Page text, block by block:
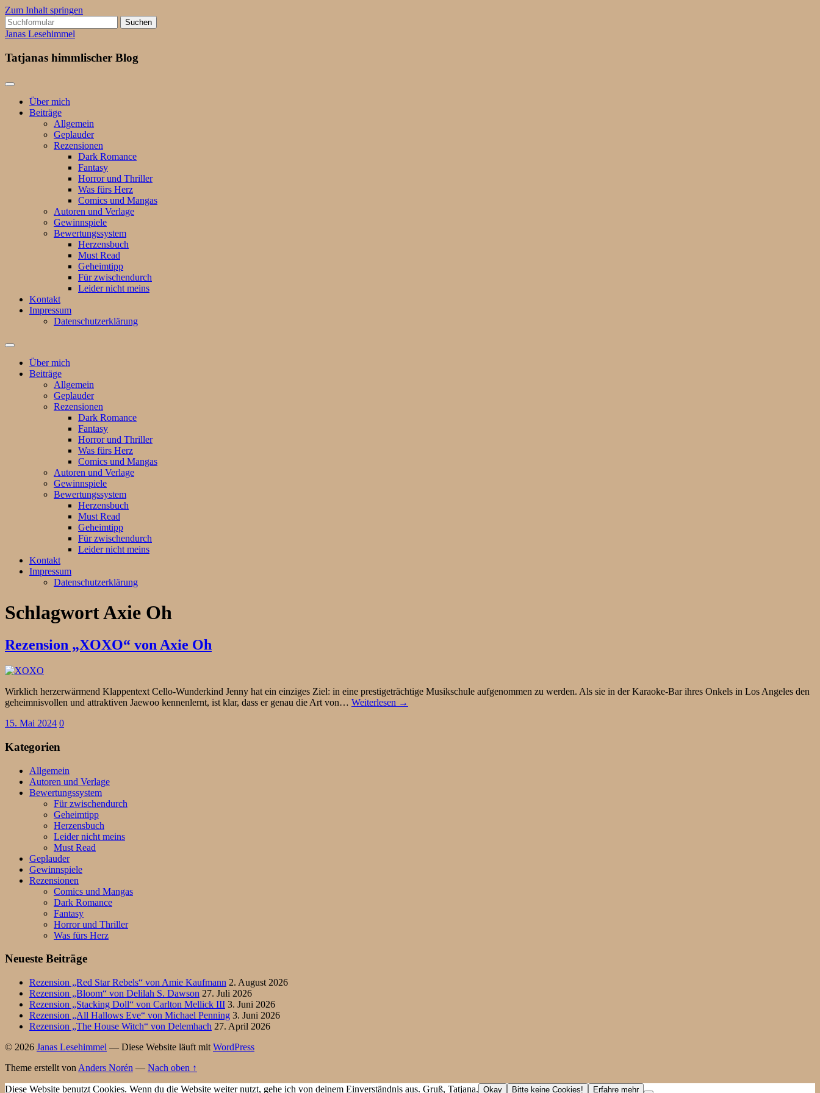
Zum Inhalt springen
Suchen
nach:
Janas Lesehimmel
Tatjanas himmlischer Blog
Über mich
Beiträge
Allgemein
Geplauder
Rezensionen
Dark Romance
Fantasy
Horror und Thriller
Was fürs Herz
Comics und Mangas
Autoren und Verlage
Gewinnspiele
Bewertungssystem
Herzensbuch
Must Read
Geheimtipp
Für zwischendurch
Leider nicht meins
Kontakt
Impressum
Datenschutzerklärung
Suchfeld
ein-/ausblenden
Über mich
Beiträge
Allgemein
Geplauder
Rezensionen
Dark Romance
Fantasy
Horror und Thriller
Was fürs Herz
Comics und Mangas
Autoren und Verlage
Gewinnspiele
Bewertungssystem
Herzensbuch
Must Read
Geheimtipp
Für zwischendurch
Leider nicht meins
Kontakt
Impressum
Datenschutzerklärung
SchlagwortAxie Oh
Rezension „XOXO“ von Axie Oh
Wirklich herzerwärmend Klappentext Cello-Wunderkind Jenny hat ein einziges Ziel: in eine prestigeträchtige Musikschule aufgenommen zu werden. Als sie in der Karaoke-Bar ihres Onkels in Los Angeles den
geheimnisvollen und attraktiven Jaewoo kennenlernt, ist klar, dass er genau die Art von… Weiterlesen →
15. Mai 2024 0
Kategorien
Allgemein
Autoren und Verlage
Bewertungssystem
Für zwischendurch
Geheimtipp
Herzensbuch
Leider nicht meins
Must Read
Geplauder
Gewinnspiele
Rezensionen
Comics und Mangas
Dark Romance
Fantasy
Horror und Thriller
Was fürs Herz
Neueste Beiträge
Rezension „Red Star Rebels“ von Amie Kaufmann 2. August 2026
Rezension „Bloom“ von Delilah S. Dawson 27. Juli 2026
Rezension „Stacking Doll“ von Carlton Mellick III 3. Juni 2026
Rezension „All Hallows Eve“ von Michael Penning 3. Juni 2026
Rezension „The House Witch“ von Delemhach 27. April 2026
© 2026 Janas Lesehimmel — Diese Website läuft mit WordPress
Theme erstellt von Anders Norén — Nach oben ↑
Diese Website benutzt Cookies. Wenn du die Website weiter nutzt, gehe ich von deinem Einverständnis aus. Gruß, Tatjana. Okay Bitte keine Cookies! Erfahre mehr